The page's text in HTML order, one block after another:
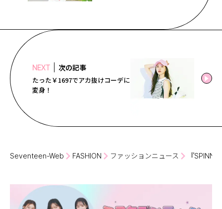
NEXT 次の記事
たった￥1697でアカ抜けコーデに
変身！
Seventeen-Web FASHION ファッションニュース 『